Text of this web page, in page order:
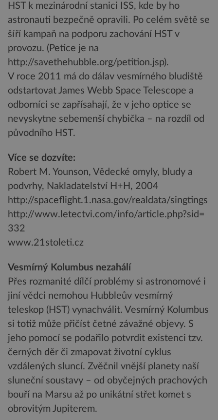
HST k mezinárodní stanici ISS, kde by ho
astronauti bezpečně opravili. Po celém světě se
šíří kampaň na podporu zachování HST v
provozu. (Petice je na
http://savethehubble.org/petition.jsp).
V roce 2011 má do dálav vesmírného bludiště
odstartovat James Webb Space Telescope a
odborníci se zapřísahají, že v jeho optice se
nevyskytne sebemenší chybička – na rozdíl od
původního HST.
Více se dozvíte:
Robert M. Younson, Vědecké omyly, bludy a
podvrhy, Nakladatelství H+H, 2004
http://spaceflight.1.nasa.gov/realdata/singtings
http://www.letectvi.com/info/article.php?sid=
332
www.21stoleti.cz
Vesmírný Kolumbus nezahálí
Přes rozmanité dílčí problémy si astronomové i
jiní vědci nemohou Hubbleův vesmírný
teleskop (HST) vynachválit. Vesmírný Kolumbus
si totiž může přičíst četné závažné objevy. S
jeho pomocí se podařilo potvrdit existenci tzv.
černých děr či zmapovat životní cyklus
vzdálených sluncí. Zvěčnil vnější planety naší
sluneční soustavy – od obyčejných prachových
bouří na Marsu až po unikátní střet komet s
obrovitým Jupiterem.